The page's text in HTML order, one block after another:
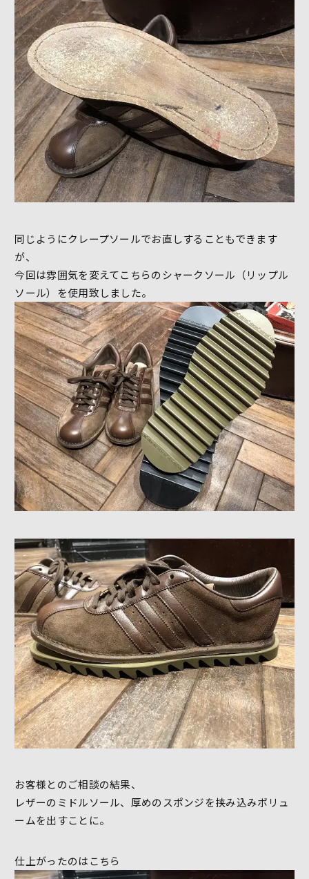
同じようにクレープソールでお直しすることもできます
が、
今回は雰囲気を変えてこちらのシャークソール（リップル
ソール）を使用致しました。
お客様とのご相談の結果、
レザーのミドルソール、厚めのスポンジを挟み込みボリュ
ームを出すことに。
仕上がったのはこちら